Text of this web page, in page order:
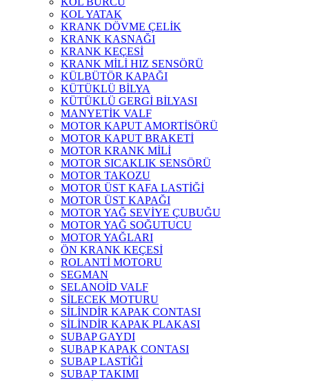
KOL YATAK
KRANK DÖVME ÇELİK
KRANK KASNAĞI
KRANK KEÇESİ
KRANK MİLİ HIZ SENSÖRÜ
KÜLBÜTÖR KAPAĞI
KÜTÜKLÜ BİLYA
KÜTÜKLÜ GERGİ BİLYASI
MANYETİK VALF
MOTOR KAPUT AMORTİSÖRÜ
MOTOR KAPUT BRAKETİ
MOTOR KRANK MİLİ
MOTOR SICAKLIK SENSÖRÜ
MOTOR TAKOZU
MOTOR ÜST KAFA LASTİĞİ
MOTOR ÜST KAPAĞI
MOTOR YAĞ SEVİYE ÇUBUĞU
MOTOR YAĞ SOĞUTUCU
MOTOR YAĞLARI
ÖN KRANK KEÇESİ
ROLANTİ MOTORU
SEGMAN
SELANOİD VALF
SİLECEK MOTURU
SİLİNDİR KAPAK CONTASI
SİLİNDİR KAPAK PLAKASI
SUBAP GAYDI
SUBAP KAPAK CONTASI
SUBAP LASTİĞİ
SUBAP TAKIMI